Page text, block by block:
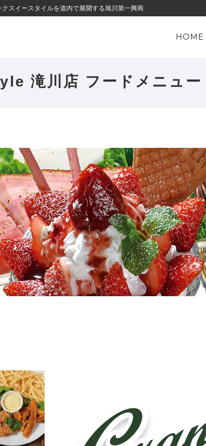
スイースタイルを道内で展開する旭川第一興商
HOME
滝川店 フードメニュー